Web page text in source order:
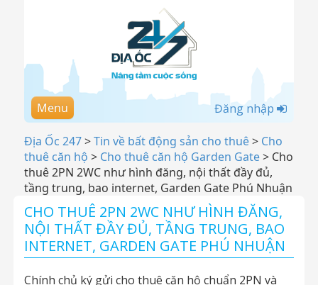
Menu Đăng nhập
Địa Ốc 247>Tin về bất động sản cho thuê> Cho
thuê căn hộ > Cho thuê căn hộ Garden Gate> Cho
thuê 2PN 2WC như hình đăng, nội thất đầy đủ,
tầng trung, bao internet, Garden Gate Phú Nhuận
CHO THUÊ 2PN 2WC NHƯ HÌNH ĐĂNG,
NỘI THẤT ĐẦY ĐỦ, TẦNG TRUNG, BAO
INTERNET, GARDEN GATE PHÚ NHUẬN
Chính chủ ký gửi cho thuê căn hộ chuẩn 2PN và